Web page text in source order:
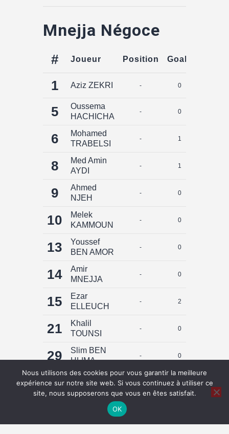
Mnejja Négoce
# Joueur Position Goals
1 Aziz ZEKRI - 0
5
Oussema
HACHICHA
- 0
6
Mohamed
TRABELSI
- 1
8
Med Amin
AYDI
- 1
9
Ahmed
NJEH
- 0
10
Melek
KAMMOUN
- 0
13
Youssef
BEN AMOR
- 0
14
Amir
MNEJJA
- 0
15
Ezar
ELLEUCH
- 2
21
Khalil
TOUNSI
- 0
29
Slim BEN
HLIMA
- 0
Total 4
Nous utilisons des cookies pour vous garantir la meilleure
expérience sur notre site web. Si vous continuez à utiliser ce
site, nous supposerons que vous en êtes satisfait.
OK